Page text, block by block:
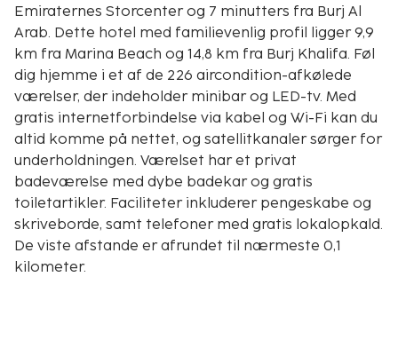
Emiraternes Storcenter og 7 minutters fra Burj Al
Arab. Dette hotel med familievenlig profil ligger 9,9
km fra Marina Beach og 14,8 km fra Burj Khalifa. Føl
dig hjemme i et af de 226 aircondition-afkølede
værelser, der indeholder minibar og LED-tv. Med
gratis internetforbindelse via kabel og Wi-Fi kan du
altid komme på nettet, og satellitkanaler sørger for
underholdningen. Værelset har et privat
badeværelse med dybe badekar og gratis
toiletartikler. Faciliteter inkluderer pengeskabe og
skriveborde, samt telefoner med gratis lokalopkald.
De viste afstande er afrundet til nærmeste 0,1
kilometer.